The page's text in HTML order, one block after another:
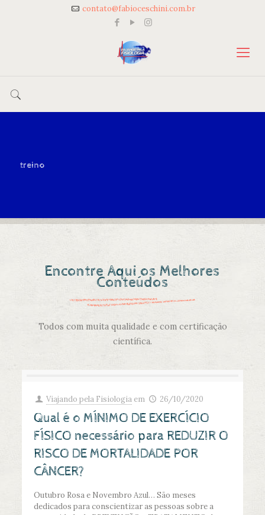
contato@fabioceschini.com.br
treino
Encontre Aqui os Melhores
Conteúdos
Todos com muita qualidade e com certificação
científica.
Viajando pela Fisiologia em 26/10/2020
Qual é o MÍNIMO DE EXERCÍCIO
FÍSICO necessário para REDUZIR O
RISCO DE MORTALIDADE POR
CÂNCER?
Outubro Rosa e Novembro Azul… São meses
dedicados para conscientizar as pessoas sobre a